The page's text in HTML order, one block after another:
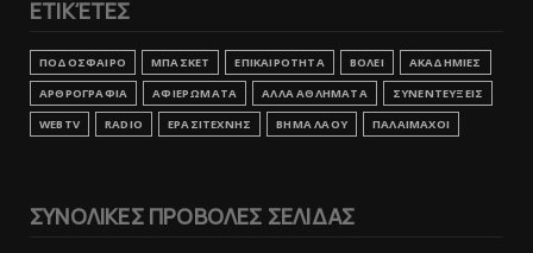
ΕΤΙΚΈΤΕΣ
ΠΟΔΟΣΦΑΙΡΟ ΜΠΑΣΚΕΤ ΕΠΙΚΑΙΡΟΤΗΤΑ ΒΟΛΕΙ
ΑΚΑΔΗΜΙΕΣ
ΑΡΘΡΟΓΡΑΦΙΑ
ΑΦΙΕΡΩΜΑΤΑ ΑΛΛΑ ΑΘΛΗΜΑΤΑ
ΣΥΝΕΝΤΕΥΞΕΙΣ
WEBTV
RADIO ΕΡΑΣΙΤΕΧΝΗΣ ΒΗΜΑ ΛΑΟΥ ΠΑΛΑΙΜΑΧΟΙ
ΣΥΝΟΛΙΚΕΣ ΠΡΟΒΟΛΕΣ ΣΕΛΙΔΑΣ